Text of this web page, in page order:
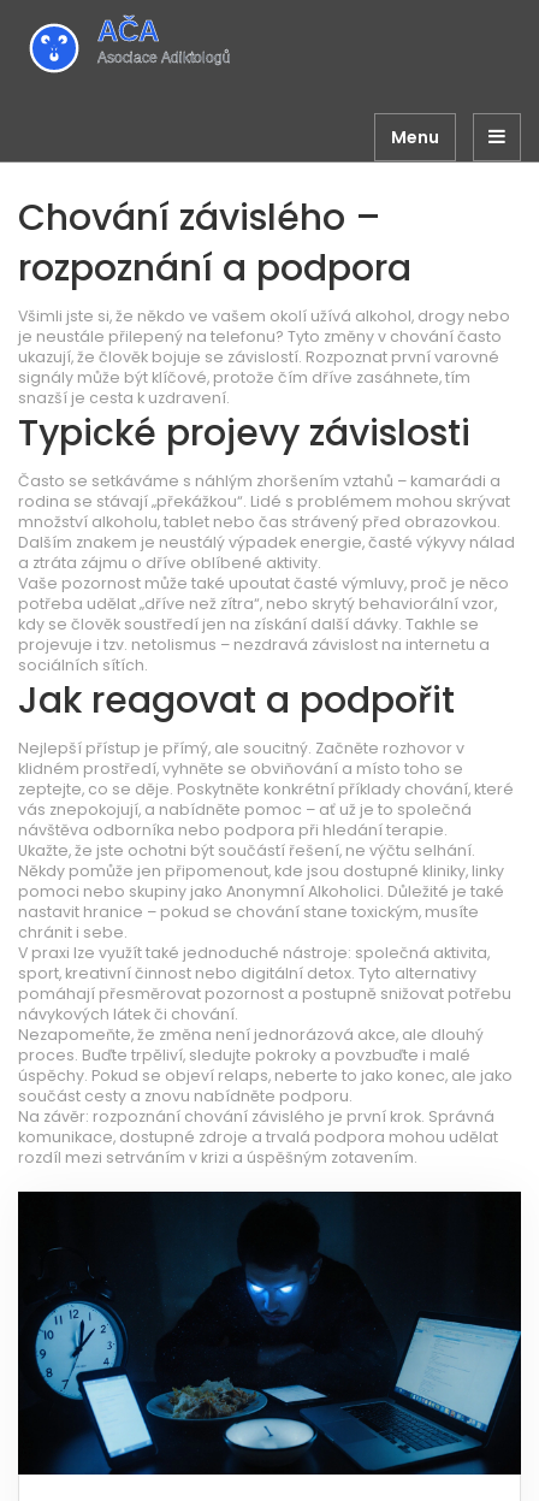
Menu
Chování závislého –
rozpoznání a podpora
Všimli jste si, že někdo ve vašem okolí užívá alkohol, drogy nebo
je neustále přilepený na telefonu? Tyto změny v chování často
ukazují, že člověk bojuje se závislostí. Rozpoznat první varovné
signály může být klíčové, protože čím dříve zasáhnete, tím
snazší je cesta k uzdravení.
Typické projevy závislosti
Často se setkáváme s náhlým zhoršením vztahů – kamarádi a
rodina se stávají „překážkou“. Lidé s problémem mohou skrývat
množství alkoholu, tablet nebo čas strávený před obrazovkou.
Dalším znakem je neustálý výpadek energie, časté výkyvy nálad
a ztráta zájmu o dříve oblíbené aktivity.
Vaše pozornost může také upoutat časté výmluvy, proč je něco
potřeba udělat „dříve než zítra“, nebo skrytý behaviorální vzor,
kdy se člověk soustředí jen na získání další dávky. Takhle se
projevuje i tzv. netolismus – nezdravá závislost na internetu a
sociálních sítích.
Jak reagovat a podpořit
Nejlepší přístup je přímý, ale soucitný. Začněte rozhovor v
klidném prostředí, vyhněte se obviňování a místo toho se
zeptejte, co se děje. Poskytněte konkrétní příklady chování, které
vás znepokojují, a nabídněte pomoc – ať už je to společná
návštěva odborníka nebo podpora při hledání terapie.
Ukažte, že jste ochotni být součástí řešení, ne výčtu selhání.
Někdy pomůže jen připomenout, kde jsou dostupné kliniky, linky
pomoci nebo skupiny jako Anonymní Alkoholici. Důležité je také
nastavit hranice – pokud se chování stane toxickým, musíte
chránit i sebe.
V praxi lze využít také jednoduché nástroje: společná aktivita,
sport, kreativní činnost nebo digitální detox. Tyto alternativy
pomáhají přesměrovat pozornost a postupně snižovat potřebu
návykových látek či chování.
Nezapomeňte, že změna není jednorázová akce, ale dlouhý
proces. Buďte trpěliví, sledujte pokroky a povzbuďte i malé
úspěchy. Pokud se objeví relaps, neberte to jako konec, ale jako
součást cesty a znovu nabídněte podporu.
Na závěr: rozpoznání chování závislého je první krok. Správná
komunikace, dostupné zdroje a trvalá podpora mohou udělat
rozdíl mezi setrváním v krizi a úspěšným zotavením.